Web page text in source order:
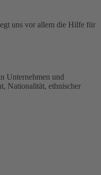
uns vor allem die Hilfe für
Unternehmen und
Nationalität, ethnischer